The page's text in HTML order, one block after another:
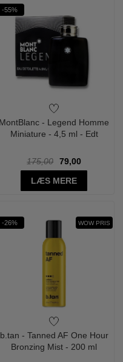
-55%
MontBlanc - Legend Homme
Miniature - 4,5 ml - Edt
175,00
79,00
LÆS MERE
-26% WOW PRIS
b.tan - Tanned AF One Hour
Bronzing Mist - 200 ml